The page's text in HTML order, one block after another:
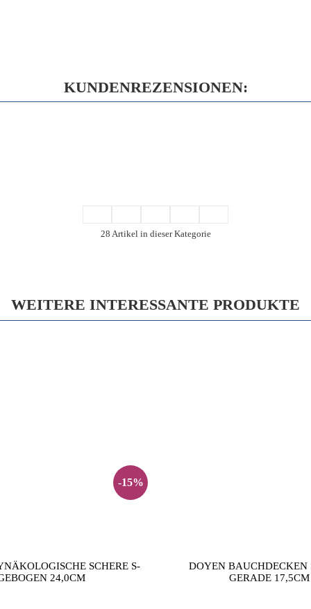
KUNDENREZENSIONEN:
28 Artikel in dieser Kategorie
WEITERE INTERESSANTE PRODUKTE
-15%
SCHERE S-
24,0CM
DOYEN BAUCHDECKEN
GERADE 17,5CM